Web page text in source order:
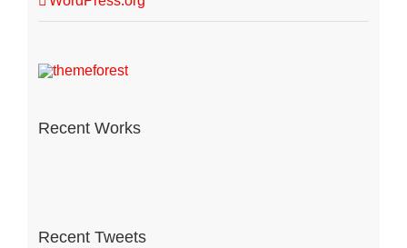
Recent Works
Recent Tweets